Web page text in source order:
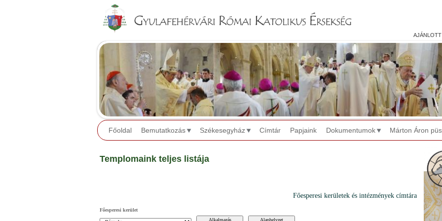
ajánlott
Főoldal Bemutatkozás Székesegyház Címtár Papjaink Dokumentumok Márton Áron
Templomaink teljes listája
Főesperesi kerületek és intézmények címtára
Főesperesi kerület